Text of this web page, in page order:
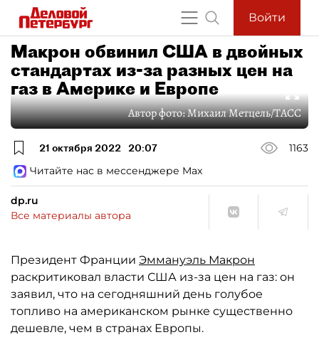
Войти
Макрон обвинил США в двойных
стандартах из-за разных цен на
газ в Америке и Европе
Автор фото:Михаил Метцель/ТАСС
21 октября 2022 20:07
1163
Читайте нас в мессенджере Max
dp.ru
Все материалы автора
Президент Франции Эммануэль Макрон
раскритиковал власти США из-за цен на газ: он
заявил, что на сегодняшний день голубое
топливо на американском рынке существенно
дешевле, чем в странах Европы.